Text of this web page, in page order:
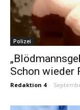
Polizei
Schon wieder
Redaktion 4 -